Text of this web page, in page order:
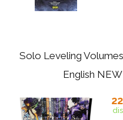
Solo Leveling
English NEW